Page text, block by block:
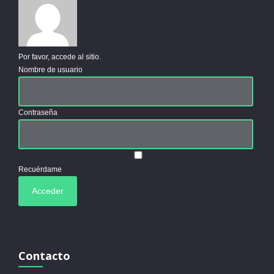
Por favor, accede al sitio.
Nombre de usuario
Contraseña
Recuérdame
Contacto